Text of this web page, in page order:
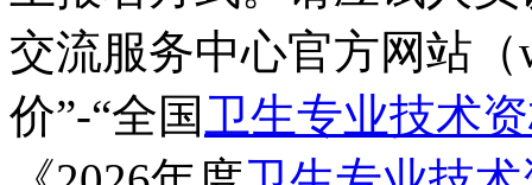
交流服务中心官方网站（
价”-“全国 卫生专业技术